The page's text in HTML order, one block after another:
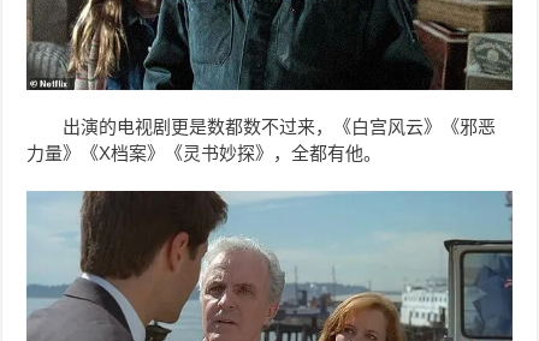
出演的电视剧更是数都数不过来，《白宫风云》《邪恶
力量》《X档案》《灵书妙探》，全都有他。